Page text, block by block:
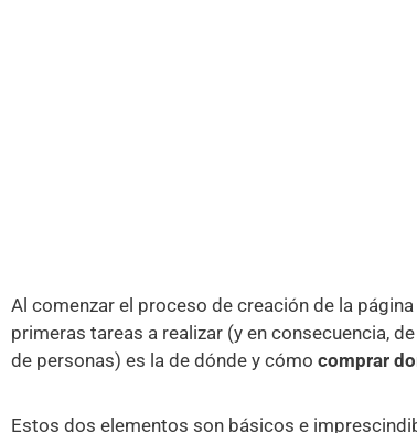
Al comenzar el proceso de creación de la
primeras tareas a realizar (y en consecuencia,
de personas) es la de dónde y cómo comprar
Estos dos elementos son básicos e